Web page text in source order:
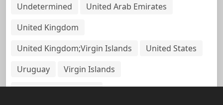
Undetermined
United Arab Emirates
United Kingdom
United Kingdom;Virgin Islands
United States
Uruguay
Virgin Islands
Virgin Islands, British